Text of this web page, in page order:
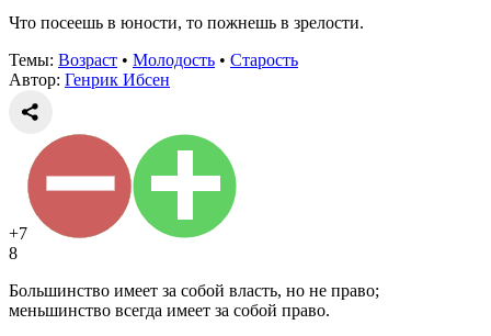
Что посеешь в юности, то пожнешь в зрелости.
Темы: Возраст • Молодость • Старость
Автор: Генрик Ибсен
+7
8
Большинство имеет за собой власть, но не право;
меньшинство всегда имеет за собой право.